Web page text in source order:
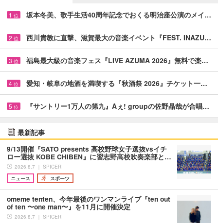
1 位 坂本冬美、歌手生活40周年記念でおくる明治座公演のメイ…
2 位 西川貴教に直撃、滋賀最大の音楽イベント『FEST. INAZU…
3 位 福島最大級の音楽フェス『LIVE AZUMA 2026』無料で楽…
4 位 愛知・岐阜の地酒を満喫する『秋酒祭 2026』チケット一…
5 位 『サントリー1万人の第九』Aぇ! groupの佐野晶哉が合唱…
最新記事
9/13開催『SATO presents 高校野球女子選抜vsイチ
ロー選抜 KOBE CHIBEN』に習志野高校吹奏楽部と…
2026.8.7 ｜ SPICER
ニュース
スポーツ
omeme tenten、今年最後のワンマンライブ『ten out
of ten 〜one man〜』を11月に開催決定
2026.8.7 ｜ SPICER